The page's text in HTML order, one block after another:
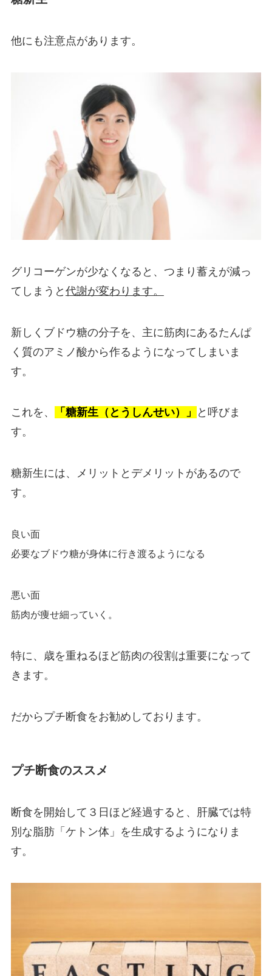
他にも注意点があります。
グリコーゲンが少なくなると、つまり蓄えが減っ
てしまうと 代謝が変わります。
新しくブドウ糖の分子を、主に筋肉にあるたんぱ
く質のアミノ酸から作るようになってしまいま
す。
これを、 「糖新生（とうしんせい）」
と呼びま
す。
糖新生には、メリットとデメリットがあるので
す。
良い面
必要なブドウ糖が身体に行き渡るようになる
悪い面
筋肉が痩せ細っていく。
特に、歳を重ねるほど筋肉の役割は重要になって
きます。
だからプチ断食をお勧めしております。
プチ断食のススメ
断食を開始して３日ほど経過すると、肝臓では特
別な脂肪「ケトン体」を生成するようになりま
す。